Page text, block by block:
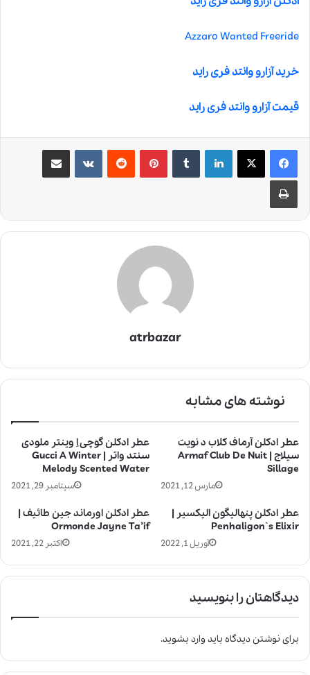
Azzaro Wanted Freeride
خرید آزارو وانتد فری راید
قیمت آزارو وانتد فری راید
لینکدین ‫تامبلر ‫پین‌ترست‫رددیت ‫VKontakteاشتراک گذاری از طریق ایمیل
چاپ
atrbazar
نوشته های مشابه
عطر ادکلن گوچی اِ وینتر ملودی
سنتد واتر | Gucci A Winter
Melody Scented Water
سپتامبر 29, 2021
عطر ادکلن آرماف کلاب د نویت
سیلاج | Armaf Club De Nuit
Sillage
مارس 12, 2021
عطر ادکلن اورماند جین طائیف |
Ormonde Jayne Ta’if
اکتبر 22, 2021
عطر ادکلن پنهالیگون الیکسیر |
Penhaligon`s Elixir
آوریل 1, 2022
دیدگاهتان را بنویسید
برای نوشتن دیدگاه بایدوارد بشوید.